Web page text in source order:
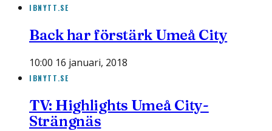
IBNYTT.SE
Back har förstärk Umeå City
10:00 16 januari, 2018
IBNYTT.SE
TV: Highlights Umeå City-
Strängnäs